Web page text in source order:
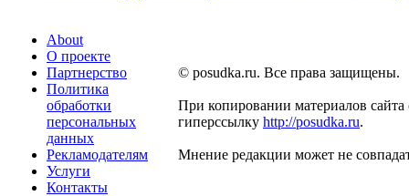
About
О проекте
Партнерство
Политика
обработки
персональных
данных
Рекламодателям
Услуги
Контакты
© posudka.ru. Все права защищены.
При копировании материалов сайта
гиперссылку http://posudka.ru.
Мнение редакции может не